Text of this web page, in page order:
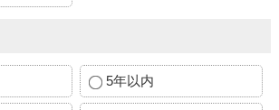
5年以内